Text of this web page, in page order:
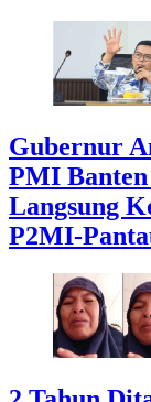
Gubernur
PMI
Langsung
P2MI-